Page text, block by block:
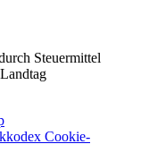
Steuermittel
Cookie-